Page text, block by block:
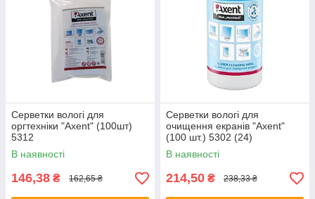
Серветки вологі для
оргтехніки "Axent" (100шт)
5312
В наявності
146,38 ₴ 162,65 ₴
Серветки вологі для
очищення екранів "Axent"
(100 шт.) 5302 (24)
В наявності
214,50 ₴ 238,33 ₴